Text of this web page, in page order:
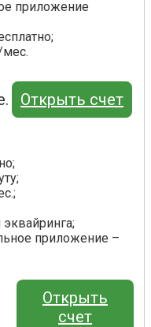
приложение
мес.
Открыть счет
приложение –
Открыть
счет